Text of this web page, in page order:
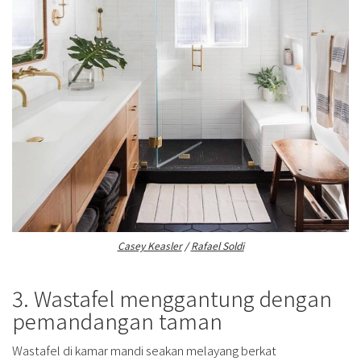
Casey Keasler/Rafael Soldi
3. Wastafel menggantung dengan
pemandangan taman
Wastafel di kamar mandi seakan melayang berkat